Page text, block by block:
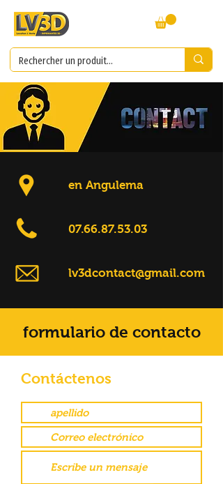
en Angulema
07.66.87.53.03
lv3dcontact@gmail.com
formulario de contacto
Contáctenos